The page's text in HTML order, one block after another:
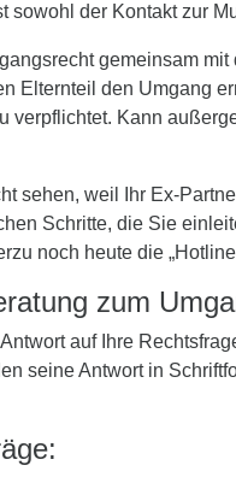
sowohl der Kontakt zur
gemeinsam
Elternteil den Umgang
verpflichtet. Kann
sehen, weil Ihr Ex-
Schritte, die Sie
noch heute die
zum
auf Ihre
seine Antwort in